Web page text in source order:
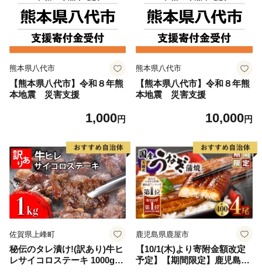
熊本県八代市
【熊本県八代市】令和８年熊
本地震 災害支援
1,000円
熊本県八代市
【熊本県八代市】令和８年熊
本地震 災害支援
10,000円
佐賀県上峰町
秘伝のタレ漬け!(訳あり)牛ヒ
レサイコロステーキ 1000g
鹿児島県鹿屋市
【10/1(木)より寄附金額改定
予定】【期間限定】鹿児島県